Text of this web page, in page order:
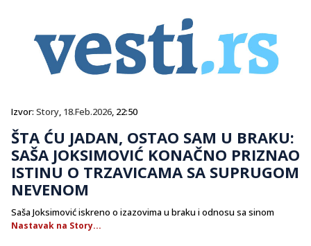
Izvor: Story, 18.Feb.2026, 22:50
ŠTA ĆU JADAN, OSTAO SAM U BRAKU:
SAŠA JOKSIMOVIĆ KONAČNO PRIZNAO
ISTINU O TRZAVICAMA SA SUPRUGOM
NEVENOM
Saša Joksimović iskreno o izazovima u braku i odnosu sa sinom
Nastavak na Story...